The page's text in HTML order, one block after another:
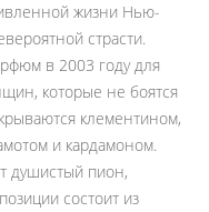
жизни Нью-
страсти.
в 2003 году для
которые не боятся
клементином,
и кардамоном.
душистый пион,
состоит из